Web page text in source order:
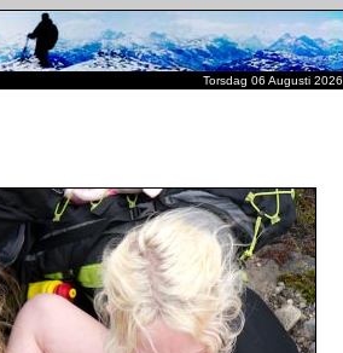
Torsdag 06 Augusti 2026